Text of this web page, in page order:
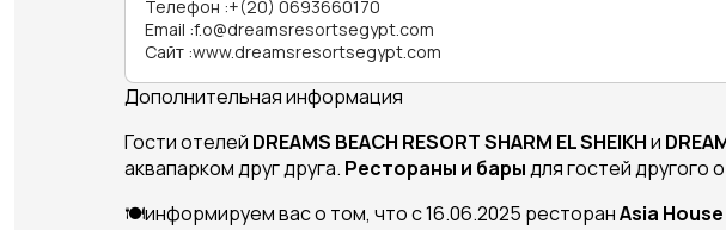
Телефон :+(20) 0693660170
Email :f.o@dreamsresortsegypt.com
Сайт :www.dreamsresortsegypt.com
Дополнительная информация
Гости отелей DREAMS BEACH RESORT SHARM EL SHEIKHи
аквапарком друг друга. Рестораны и барыдля гостей другого
🍽️информируем вас о том, что с 16.06.2025 ресторанAsia House